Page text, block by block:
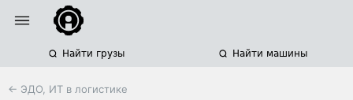
Найти грузы Найти машины
← ЭДО, ИТ в логистике